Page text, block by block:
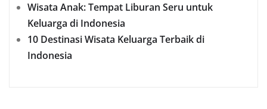
Wisata Anak: Tempat Liburan Seru untuk
Keluarga di Indonesia
10 Destinasi Wisata Keluarga Terbaik di
Indonesia